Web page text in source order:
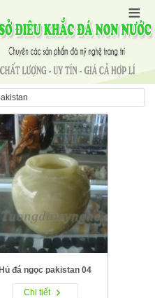
đá ngọc pakistan 04
Chi tiết